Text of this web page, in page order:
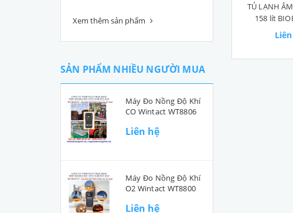
Xem thêm sản phẩm
SẢN PHẨM NHIỀU NGƯỜI MUA
Máy Đo Nồng Độ Khí
CO Wintact WT8806
Liên hệ
Máy Đo Nồng Độ Khí
O2 Wintact WT8800
Liên hệ
TỦ LẠNH
158 lít